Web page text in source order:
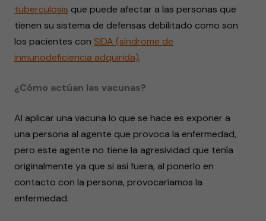
tuberculosis que puede afectar a las personas que
tienen su sistema de defensas debilitado como son
los pacientes con SIDA (síndrome de
inmunodeficiencia adquirida).
¿Cómo actúan las vacunas?
Al aplicar una vacuna lo que se hace es exponer a
una persona al agente que provoca la enfermedad,
pero este agente no tiene la agresividad que tenía
originalmente ya que si así fuera, al ponerlo en
contacto con la persona, provocaríamos la
enfermedad.